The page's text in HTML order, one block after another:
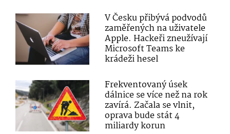
V Česku přibývá podvodů
zaměřených na uživatele
Apple. Hackeři zneužívají
Microsoft Teams ke
krádeži hesel
Frekventovaný úsek
dálnice se více než na rok
zavírá. Začala se vlnit,
oprava bude stát 4
miliardy korun